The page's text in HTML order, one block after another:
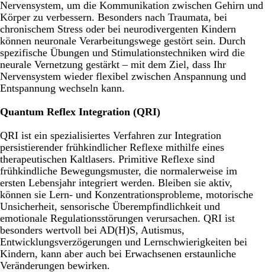
Nervensystem, um die Kommunikation zwischen Gehirn und
Körper zu verbessern. Besonders nach Traumata, bei
chronischem Stress oder bei neurodivergenten Kindern
können neuronale Verarbeitungswege gestört sein. Durch
spezifische Übungen und Stimulationstechniken wird die
neurale Vernetzung gestärkt – mit dem Ziel, dass Ihr
Nervensystem wieder flexibel zwischen Anspannung und
Entspannung wechseln kann.
Quantum Reflex Integration (QRI)
QRI ist ein spezialisiertes Verfahren zur Integration
persistierender frühkindlicher Reflexe mithilfe eines
therapeutischen Kaltlasers. Primitive Reflexe sind
frühkindliche Bewegungsmuster, die normalerweise im
ersten Lebensjahr integriert werden. Bleiben sie aktiv,
können sie Lern- und Konzentrationsprobleme, motorische
Unsicherheit, sensorische Überempfindlichkeit und
emotionale Regulationsstörungen verursachen. QRI ist
besonders wertvoll bei AD(H)S, Autismus,
Entwicklungsverzögerungen und Lernschwierigkeiten bei
Kindern, kann aber auch bei Erwachsenen erstaunliche
Veränderungen bewirken.